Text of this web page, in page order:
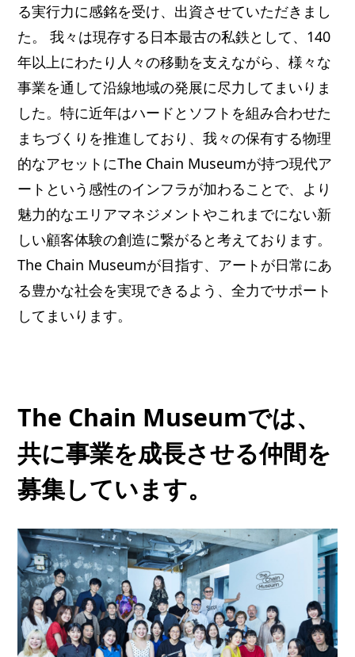
る実行力に感銘を受け、出資させていただきまし
た。 我々は現存する日本最古の私鉄として、140
年以上にわたり人々の移動を支えながら、様々な
事業を通して沿線地域の発展に尽力してまいりま
した。特に近年はハードとソフトを組み合わせた
まちづくりを推進しており、我々の保有する物理
的なアセットにThe Chain Museumが持つ現代ア
ートという感性のインフラが加わることで、より
魅力的なエリアマネジメントやこれまでにない新
しい顧客体験の創造に繋がると考えております。
The Chain Museumが目指す、アートが日常にあ
る豊かな社会を実現できるよう、全力でサポート
してまいります。
The Chain Museumでは、
共に事業を成長させる仲間を
募集しています。